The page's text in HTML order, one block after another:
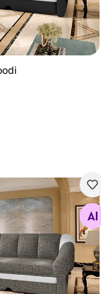
Otsi sarnaseid